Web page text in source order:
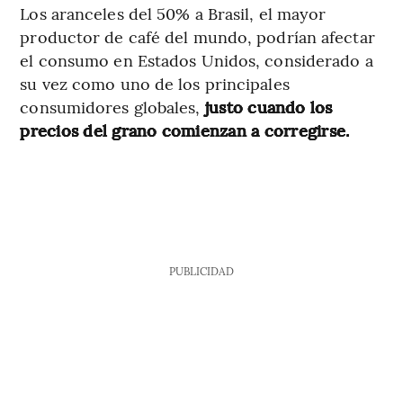
Los aranceles del 50% a Brasil, el mayor
productor de café del mundo, podrían afectar
el consumo en Estados Unidos, considerado a
su vez como uno de los principales
consumidores globales, justo cuando los
precios del grano comienzan a corregirse.
PUBLICIDAD